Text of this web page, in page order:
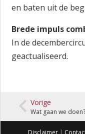
en baten uit de
Brede impuls
In de
geactualiseerd.
Vorige
Wat gaan we doen?
Disclaimer |